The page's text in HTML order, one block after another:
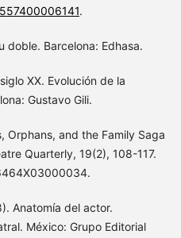
.
doble. Barcelona: Edhasa.
XX. Evolución de la
Gustavo Gili.
Orphans, and the Family Saga
Quarterly, 19(2), 108-117.
Anatomía del actor.
México: Grupo Editorial